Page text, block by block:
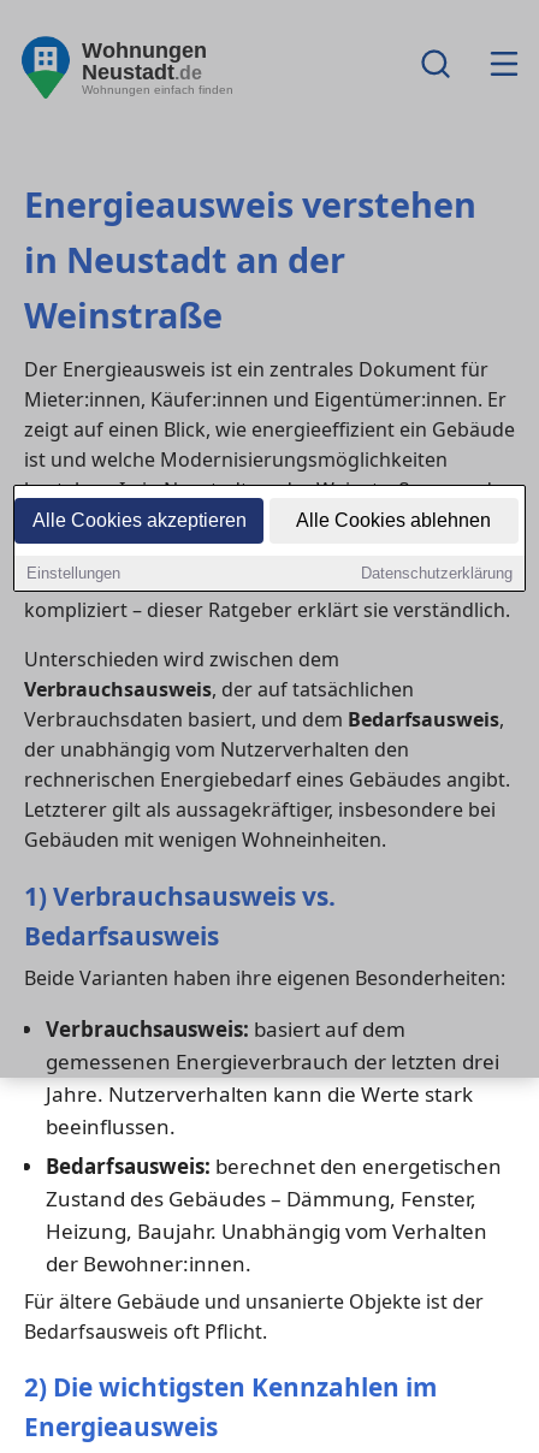
Alle Cookies akzeptieren Alle Cookies ablehnen
Einstellungen Datenschutzerklärung
Wohnungen
Neustadt.de
Wohnungen einfach finden
Energieausweis verstehen
in Neustadt an der
Weinstraße
Der Energieausweis ist ein zentrales Dokument für
Mieter:innen, Käufer:innen und Eigentümer:innen. Er
zeigt auf einen Blick, wie energieeffizient ein Gebäude
ist und welche Modernisierungsmöglichkeiten
bestehen. In in Neustadt an der Weinstraße muss der
Energieausweis bei Vermietung, Verkauf oder
größeren Sanierungen verpflichtend vorgelegt
werden. Viele Kennzahlen wirken auf den ersten Blick
kompliziert – dieser Ratgeber erklärt sie verständlich.
Unterschieden wird zwischen dem
Verbrauchsausweis, der auf tatsächlichen
Verbrauchsdaten basiert, und dem Bedarfsausweis,
der unabhängig vom Nutzerverhalten den
rechnerischen Energiebedarf eines Gebäudes angibt.
Letzterer gilt als aussagekräftiger, insbesondere bei
Gebäuden mit wenigen Wohneinheiten.
1) Verbrauchsausweis vs.
Bedarfsausweis
Beide Varianten haben ihre eigenen Besonderheiten:
Verbrauchsausweis: basiert auf dem
gemessenen Energieverbrauch der letzten drei
Jahre. Nutzerverhalten kann die Werte stark
beeinflussen.
Bedarfsausweis: berechnet den energetischen
Zustand des Gebäudes – Dämmung, Fenster,
Heizung, Baujahr. Unabhängig vom Verhalten
der Bewohner:innen.
Für ältere Gebäude und unsanierte Objekte ist der
Bedarfsausweis oft Pflicht.
2) Die wichtigsten Kennzahlen im
Energieausweis